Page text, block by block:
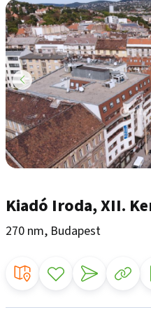
Kiadó Iroda, XII.
270 nm, Budapest